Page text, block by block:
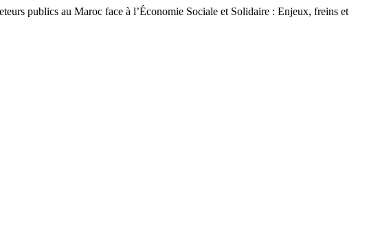
publics au Maroc face à l’Économie Sociale et Solidaire : Enjeux, freins et